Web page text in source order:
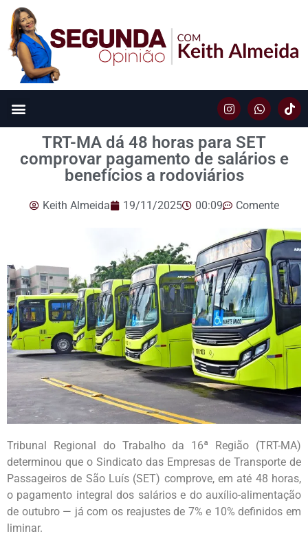
TRT-MA dá 48 horas para SET
comprovar pagamento de salários e
benefícios a rodoviários
Keith Almeida 19/11/2025 00:09 Comente
Tribunal Regional do Trabalho da 16ª Região (TRT-MA)
determinou que o Sindicato das Empresas de Transporte de
Passageiros de São Luís (SET) comprove, em até 48 horas,
o pagamento integral dos salários e do auxílio-alimentação
de outubro — já com os reajustes de 7% e 10% definidos em
liminar.